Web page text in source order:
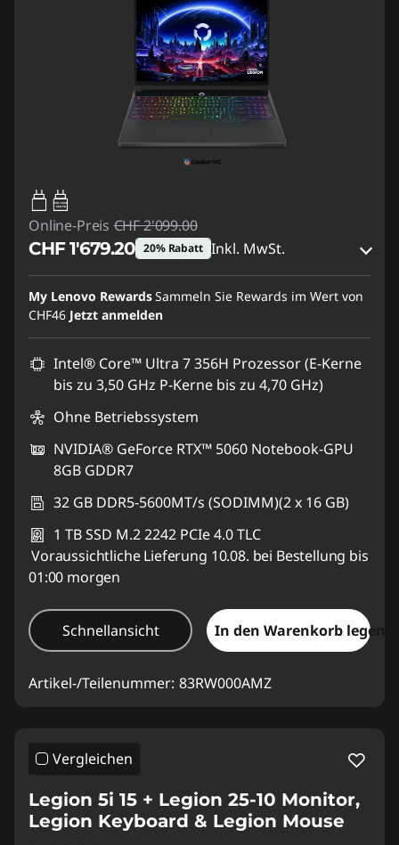
65W-100W
USB PD
Online-Preis CHF 2'099.00
CHF 1'679.20 20% Rabatt Inkl. MwSt.
eCoupon-Rabatt :-CHF 419.80
eCoupon :SALES
My Lenovo RewardsSammeln Sie Rewards im Wert von
CHF46 Jetzt anmelden
Intel® Core™ Ultra 7 356H Prozessor (E-Kerne
bis zu 3,50 GHz P-Kerne bis zu 4,70 GHz)
Ohne Betriebssystem
NVIDIA® GeForce RTX™ 5060 Notebook-GPU
8GB GDDR7
32 GB DDR5-5600MT/s (SODIMM)(2 x 16 GB)
1 TB SSD M.2 2242 PCIe 4.0 TLC
Voraussichtliche Lieferung 10.08. bei Bestellung bis
01:00 morgen
Schnellansicht In den Warenkorb legen
Artikel-/Teilenummer: 83RW000AMZ
Vergleichen
Legion 5i 15 + Legion 25-10 Monitor,
Legion Keyboard & Legion Mouse